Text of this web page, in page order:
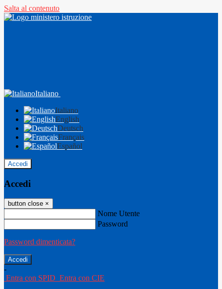
Salta al contenuto
Italiano
Italiano
English
Deutsch
Français
Español
Accedi
Accedi
button close ×
Nome Utente
Password
Password dimenticata?
-
Entra con SPID Entra con CIE